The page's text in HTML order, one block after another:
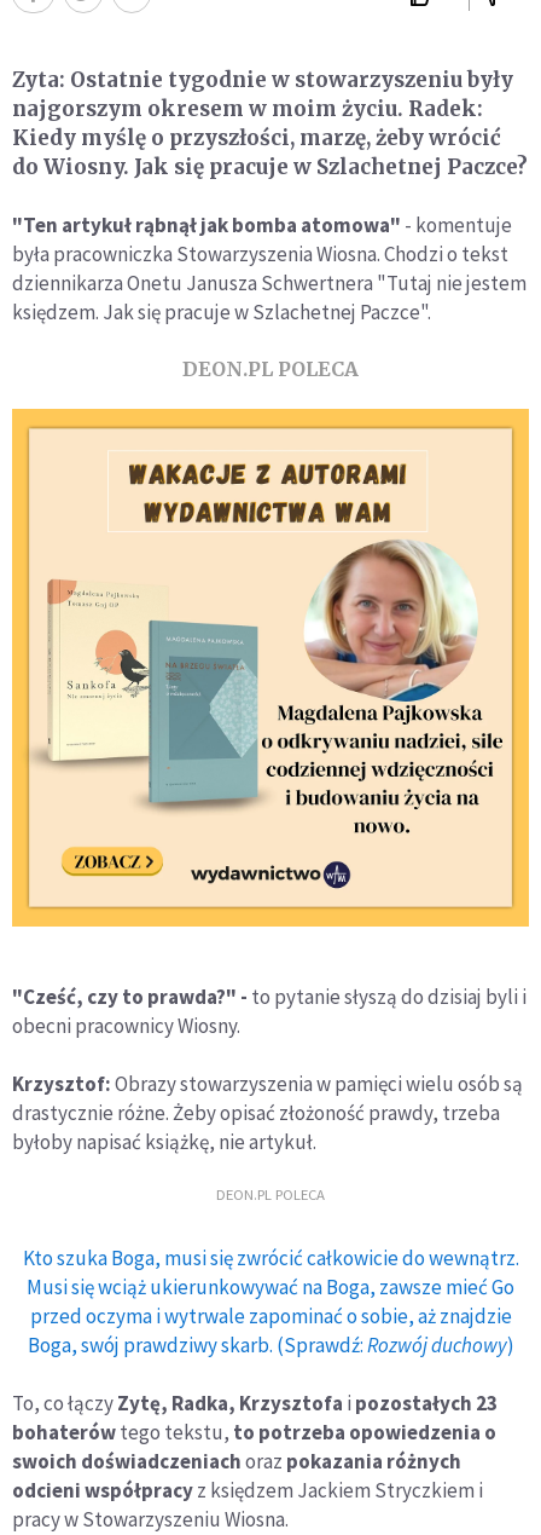
Zyta: Ostatnie tygodnie w stowarzyszeniu były
najgorszym okresem w moim życiu. Radek:
Kiedy myślę o przyszłości, marzę, żeby wrócić
do Wiosny. Jak się pracuje w Szlachetnej Paczce?
"Ten artykuł rąbnął jak bomba atomowa" - komentuje
była pracowniczka Stowarzyszenia Wiosna. Chodzi o tekst
dziennikarza Onetu Janusza Schwertnera "Tutaj nie jestem
księdzem. Jak się pracuje w Szlachetnej Paczce".
DEON.PL POLECA
"Cześć, czy to prawda?" - to pytanie słyszą do dzisiaj byli i
obecni pracownicy Wiosny.
Krzysztof:Obrazy stowarzyszenia w pamięci wielu osób są
drastycznie różne. Żeby opisać złożoność prawdy, trzeba
byłoby napisać książkę, nie artykuł.
DEON.PL POLECA
Kto szuka Boga, musi się zwrócić całkowicie do wewnątrz.
Musi się wciąż ukierunkowywać na Boga, zawsze mieć Go
przed oczyma i wytrwale zapominać o sobie, aż znajdzie
Boga, swój prawdziwy skarb. (Sprawdź:Rozwój duchowy)
To, co łączyZytę, Radka, Krzysztofa i pozostałych 23
bohaterówtego tekstu, to potrzeba opowiedzenia o
swoich doświadczeniachoraz pokazania różnych
odcieni współpracyz księdzem Jackiem Stryczkiem i
pracy w Stowarzyszeniu Wiosna.